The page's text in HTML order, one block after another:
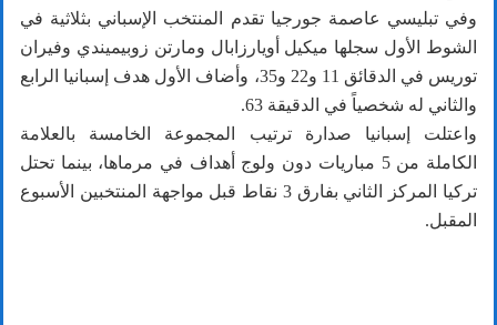
وفي تبليسي عاصمة جورجيا تقدم المنتخب الإسباني بثلاثية في
الشوط الأول سجلها ميكيل أويارزابال ومارتن زوبيميندي وفيران
توريس في الدقائق 11 و22 و35، وأضاف الأول هدف إسبانيا الرابع
والثاني له شخصياً في الدقيقة 63.
واعتلت إسبانيا صدارة ترتيب المجموعة الخامسة بالعلامة
الكاملة من 5 مباريات دون ولوج أهداف في مرماها، بينما تحتل
تركيا المركز الثاني بفارق 3 نقاط قبل مواجهة المنتخبين الأسبوع
المقبل.